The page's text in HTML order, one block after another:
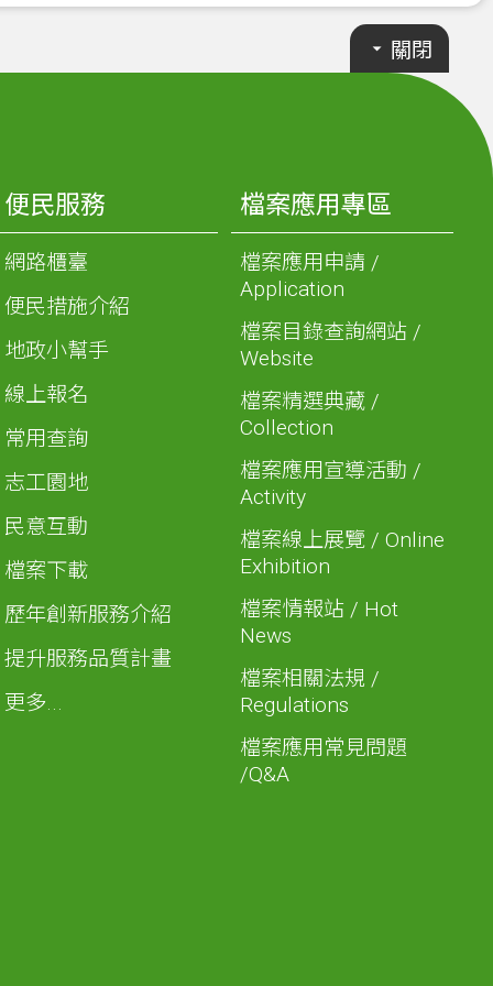
關閉
便民服務
網路櫃臺
便民措施介紹
地政小幫手
線上報名
常用查詢
志工園地
民意互動
檔案下載
歷年創新服務介紹
提升服務品質計畫
更多...
檔案應用專區
檔案應用申請 /
Application
檔案目錄查詢網站 /
Website
檔案精選典藏 /
Collection
檔案應用宣導活動 /
Activity
檔案線上展覽 / Online
Exhibition
檔案情報站 / Hot
News
檔案相關法規 /
Regulations
檔案應用常見問題
/Q&A